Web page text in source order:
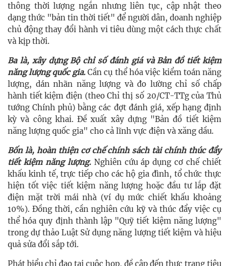
thông thời lượng ngắn nhưng liên tục, cập nhật theo
dạng thức "bản tin thời tiết" để người dân, doanh nghiệp
chủ động thay đổi hành vi tiêu dùng một cách thực chất
và kịp thời.
Ba là, xây dựng Bộ chỉ số đánh giá và Bản đồ tiết kiệm
năng lượng quốc gia. Cần cụ thể hóa việc kiểm toán năng
lượng, dán nhãn năng lượng và đo lường chỉ số chấp
hành tiết kiệm điện (theo Chỉ thị số 20/CT-TTg của Thủ
tướng Chính phủ) bằng các đợt đánh giá, xếp hạng định
kỳ và công khai. Đề xuất xây dựng "Bản đồ tiết kiệm
năng lượng quốc gia" cho cả lĩnh vực điện và xăng dầu.
Bốn là, hoàn thiện cơ chế chính sách tài chính thúc đẩy
tiết kiệm năng lượng. Nghiên cứu áp dụng cơ chế chiết
khấu kinh tế, trực tiếp cho các hộ gia đình, tổ chức thực
hiện tốt việc tiết kiệm năng lượng hoặc đầu tư lắp đặt
điện mặt trời mái nhà (ví dụ mức chiết khấu khoảng
10%). Đồng thời, cần nghiên cứu kỹ và thúc đẩy việc cụ
thể hóa quy định thành lập "Quỹ tiết kiệm năng lượng"
trong dự thảo Luật Sử dụng năng lượng tiết kiệm và hiệu
quả sửa đổi sắp tới.
Phát biểu chỉ đạo tại cuộc họp, đề cập đến thực trạng tiêu